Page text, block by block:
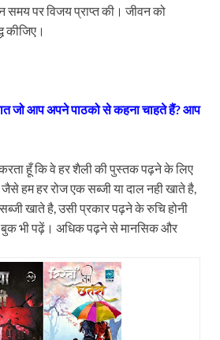
पर विजय प्राप्त की। जीवन को
कीजिए।
जो आप अपने पाठको से कहना चाहते हैं? आप
हूँ कि वे हर शैली की पुस्तक पढ़ने के लिए
हम हर रोज एक सब्जी या दाल नही खाते है,
खाते है, उसी प्रकार पढ़ने के रुचि होनी
बुक भी पढ़ें। अधिक पढ़ने से मानसिक और